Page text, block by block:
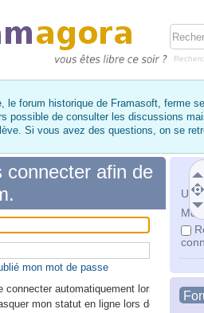
le forum historique de Framasoft, ferme
possible de consulter les discussions
Si vous avez des questions, on se
Mot
connecter afin de
mon mot de passe
connecter automatiquement lors de
mon statut en ligne lors de cette